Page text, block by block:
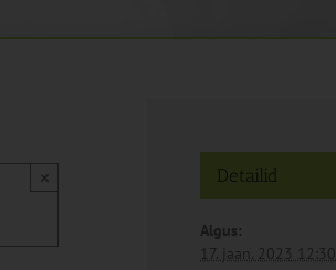
× Detailid
Algus:
17. jaan. 2023 12:30